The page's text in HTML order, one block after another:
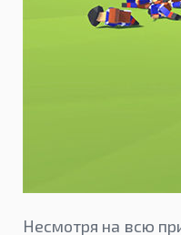
Несмотря на всю